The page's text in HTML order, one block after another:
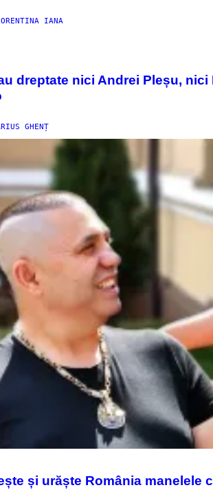
IANA
dreptate nici Andrei Pleșu,
GHENȚ
și urăște România manelele